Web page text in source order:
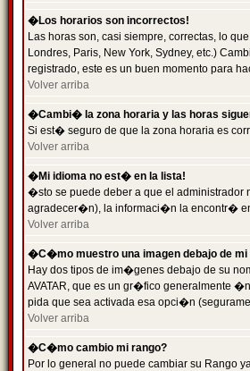
�Los horarios son incorrectos!
Las horas son, casi siempre, correctas, lo
Londres, Paris, New York, Sydney, etc.)
registrado, este es un buen momento para
Volver arriba
�Cambi� la zona horaria y las horas
Si est� seguro de que la zona horaria es
Volver arriba
�Mi idioma no est� en la lista!
�sto se puede deber a que el
agradecer�n), la informaci�n la encontr�
Volver arriba
�C�mo muestro una imagen debajo de mi
Hay dos tipos de im�genes debajo de su
AVATAR, que es un gr�fico generalmente
pida que sea activada esa opci�n
Volver arriba
�C�mo cambio mi rango?
Por lo general no puede cambiar su Rango